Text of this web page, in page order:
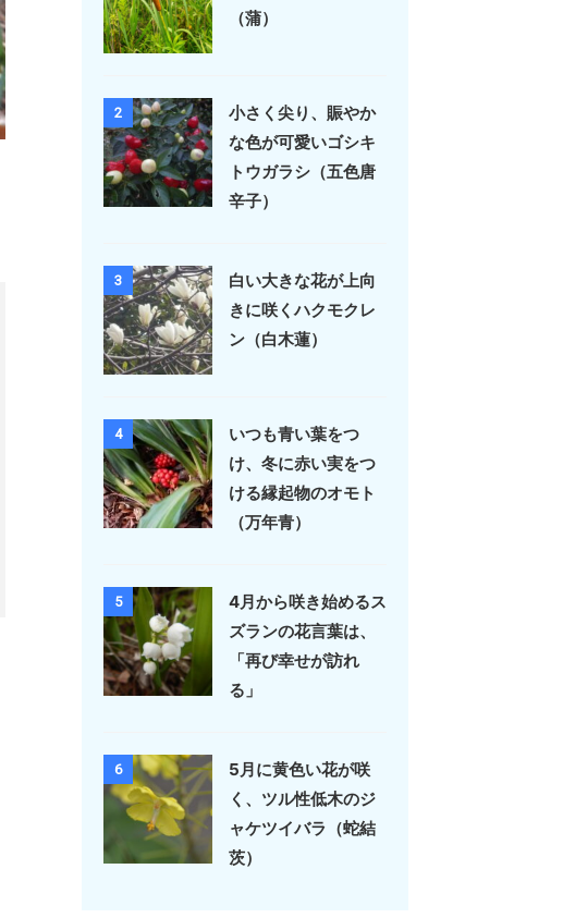
（蒲）
2
小さく尖り、賑やか
な色が可愛いゴシキ
トウガラシ（五色唐
辛子）
3
白い大きな花が上向
きに咲くハクモクレ
ン（白木蓮）
4
いつも青い葉をつ
け、冬に赤い実をつ
ける縁起物のオモト
（万年青）
5
4月から咲き始めるス
ズランの花言葉は、
「再び幸せが訪れ
る」
6
5月に黄色い花が咲
く、ツル性低木のジ
ャケツイバラ（蛇結
茨）